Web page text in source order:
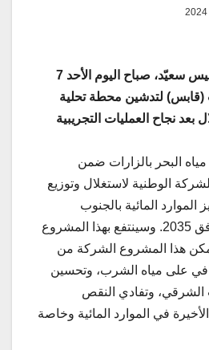
حلّ رئيس الجمهورية قيس سعيّد، صباح اليوم الأحد 7
بالزارات (قابس) لتدشين محطة تحلية
بعد نجاح العمليات التجريبية
البحر بالزارات ضمن
الوطنية لاستغلال وتوزيع
الموارد المائية بالجنوب
الشرقي وتأمينها إلى أفق 2035. وسينتفع بهذا المشروع
هذا المشروع الشركة من
على مياه الشرب، وتحسين
الشرقي، وتفادي النقص
في الموارد المائية وخاصة